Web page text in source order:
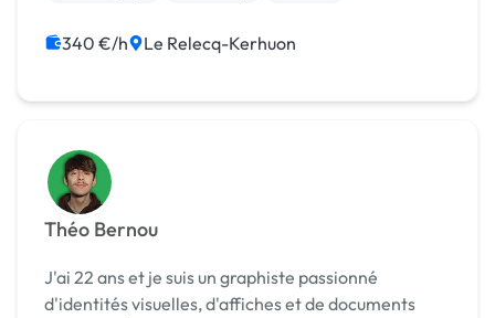
340 €/h Le Relecq-Kerhuon
Théo Bernou
J'ai 22 ans et je suis un graphiste passionné
d'identités visuelles, d'affiches et de documents